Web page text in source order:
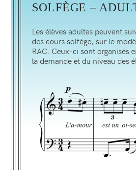
SOLFÈGE –
Les élèves adultes peuvent
des cours solfège, sur le
RAC. Ceux-ci sont organisés
la demande et du niveau des